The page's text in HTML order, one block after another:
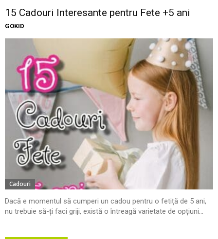
15 Cadouri Interesante pentru Fete +5 ani
GOKID
Cadouri
Dacă e momentul să cumperi un cadou pentru o fetiță de 5 ani,
nu trebuie să-ți faci griji, există o întreagă varietate de opțiuni...